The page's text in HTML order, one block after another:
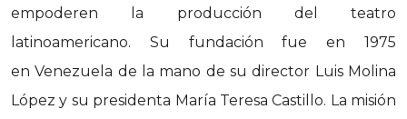
empoderen la producción del teatro
latinoamericano. Su fundación fue en 1975
en Venezuela de la mano de su director Luis Molina
López y su presidenta María Teresa Castillo. La misión